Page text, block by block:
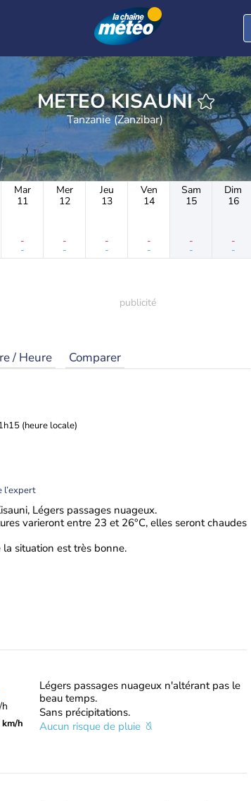
METEO KISAUNI
Tanzanie (Zanzibar)
Mar
11
-
-
Mer
12
-
-
Jeu
13
-
-
Ven
14
-
-
Sam
15
-
-
Dim
16
-
-
/ Heure Comparer
(heure locale)
l’expert
Légers passages nuageux.
varieront entre 23 et 26°C, elles seront chaudes
la situation est très bonne.
h
Légers passages nuageux n'altérant pas le
beau temps.
Sans précipitations.
Aucun risque de pluie